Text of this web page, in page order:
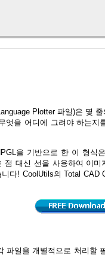
Plotter 파일)은 몇
엇을 어디에 그려야 하는
을 기반으로 한 이 형식
점 대신 선을 사용하여 이
다! CoolUtils의 Total CAD
파일을 개별적으로 처리할